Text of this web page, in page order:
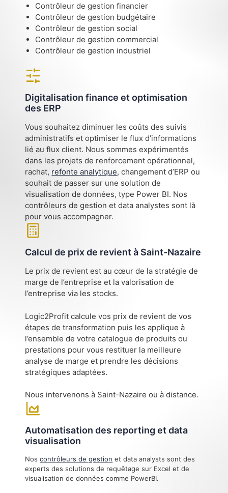
Contrôleur de gestion financier
Contrôleur de gestion budgétaire
Contrôleur de gestion social
Contrôleur de gestion commercial
Contrôleur de gestion industriel
Digitalisation finance et optimisation
des ERP
Vous souhaitez diminuer les coûts des suivis
administratifs et optimiser le flux d’informations
lié au flux client. Nous sommes expérimentés
dans les projets de renforcement opérationnel,
rachat, refonte analytique, changement d’ERP ou
souhait de passer sur une solution de
visualisation de données, type Power BI. Nos
contrôleurs de gestion et data analystes sont là
pour vous accompagner.
Calcul de prix de revient à Saint-Nazaire
Le prix de revient est au cœur de la stratégie de
marge de l’entreprise et la valorisation de
l’entreprise via les stocks.
Logic2Profit calcule vos prix de revient de vos
étapes de transformation puis les applique à
l’ensemble de votre catalogue de produits ou
prestations pour vous restituer la meilleure
analyse de marge et prendre les décisions
stratégiques adaptées.
Nous intervenons à Saint-Nazaire ou à distance.
Automatisation des reporting et data
visualisation
Noscontrôleurs de gestion et data analysts sont des
experts des solutions de requêtage sur Excel et de
visualisation de données comme PowerBI.